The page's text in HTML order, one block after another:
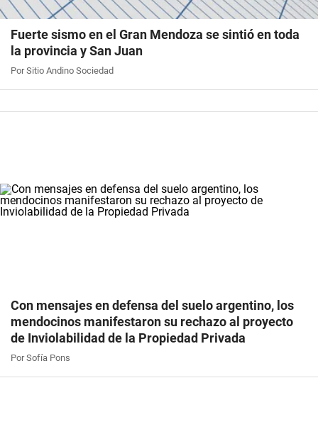
Fuerte sismo en el Gran Mendoza se sintió en toda
la provincia y San Juan
Por Sitio Andino Sociedad
Con mensajes en defensa del suelo argentino, los
mendocinos manifestaron su rechazo al proyecto
de Inviolabilidad de la Propiedad Privada
Por Sofía Pons